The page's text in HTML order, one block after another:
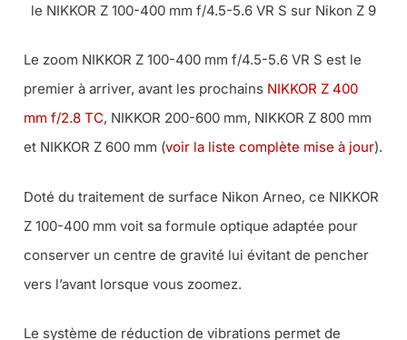
le NIKKOR Z 100-400 mm f/4.5-5.6 VR S sur Nikon Z 9
Le zoom NIKKOR Z 100-400 mm f/4.5-5.6 VR S est le
premier à arriver, avant les prochains NIKKOR Z 400
mm f/2.8 TC, NIKKOR 200-600 mm, NIKKOR Z 800 mm
et NIKKOR Z 600 mm (voir la liste complète mise à jour).
Doté du traitement de surface Nikon Arneo, ce NIKKOR
Z 100-400 mm voit sa formule optique adaptée pour
conserver un centre de gravité lui évitant de pencher
vers l’avant lorsque vous zoomez.
Le système de réduction de vibrations permet de